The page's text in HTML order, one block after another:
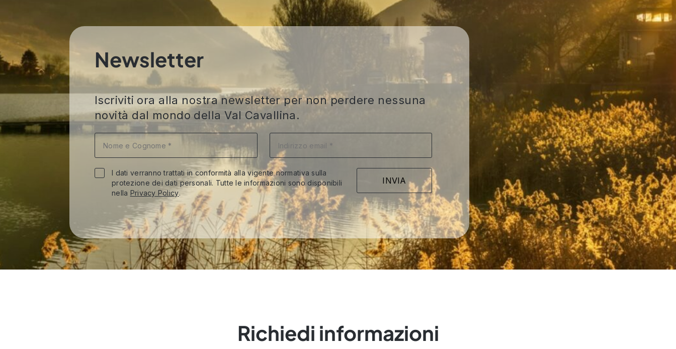
Newsletter
Iscriviti ora alla nostra newsletter per non perdere nessuna
novità dal mondo della Val Cavallina.
I dati verranno trattati in conformità alla vigente normativa sulla
protezione dei dati personali. Tutte le informazioni sono disponibili
nella Privacy Policy.
Richiedi informazioni